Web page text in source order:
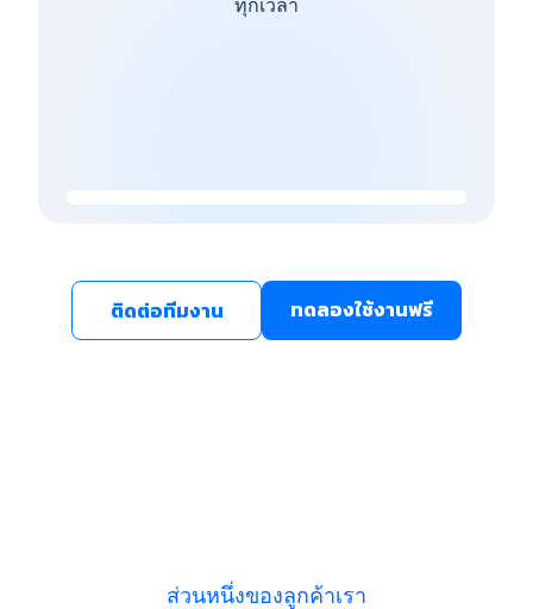
ทุกเวลา
ติดต่อทีมงาน ทดลองใช้งานฟรี
ส่วนหนึ่งของลูกค้าเรา